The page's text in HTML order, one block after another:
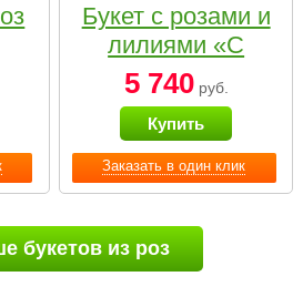
Заказать в один клик
Букет с розами и
лилиями «С
наилучшими
пожеланиями»
5 740руб.
Купить
букетов из роз